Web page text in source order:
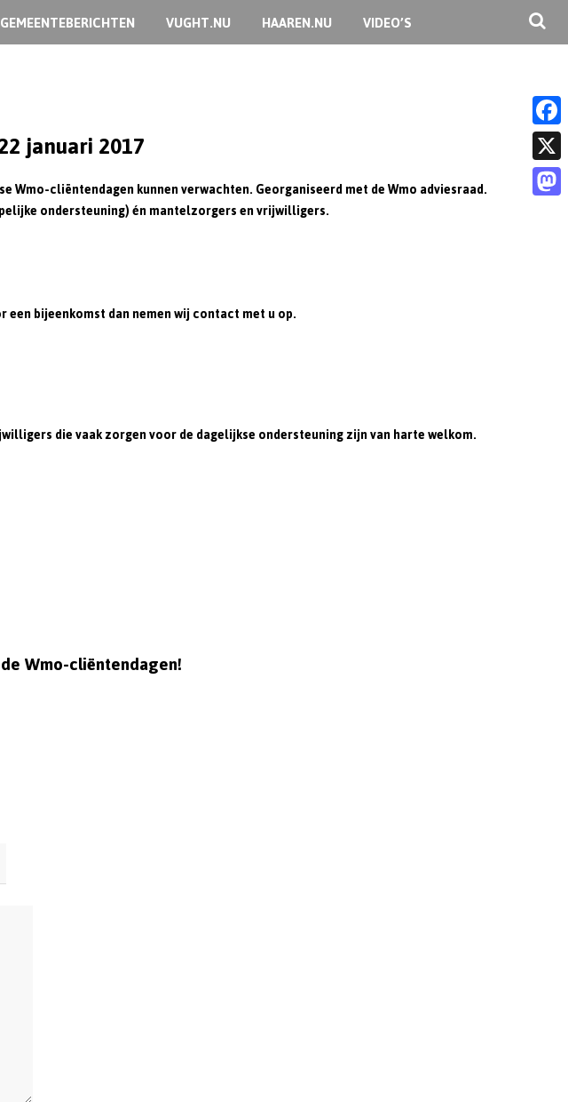
GEMEENTEBERICHTEN VUGHT.NU HAAREN.NU VIDEO’S
januari 2017
cliëntendagen kunnen verwachten. Georganiseerd met de Wmo adviesraad.
ondersteuning) én mantelzorgers en vrijwilligers.
bijeenkomst dan nemen wij contact met u op.
die vaak zorgen voor de dagelijkse ondersteuning zijn van harte welkom.
Wmo-cliëntendagen!
F
a
c
X